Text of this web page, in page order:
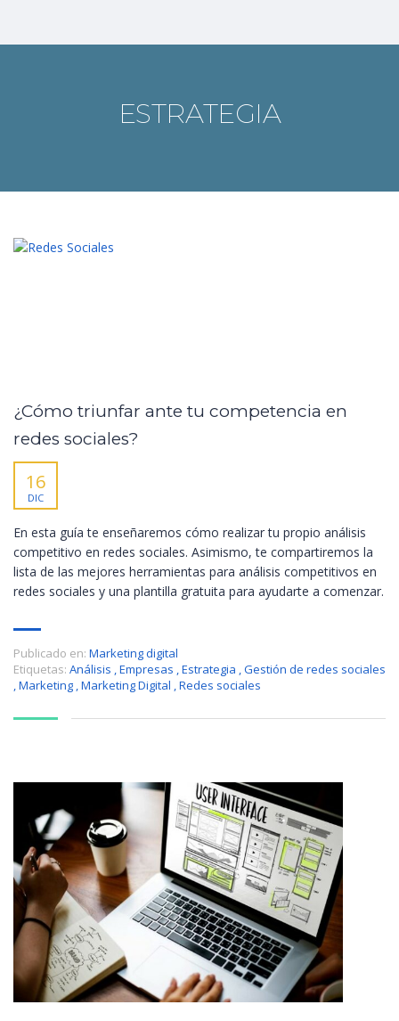
ESTRATEGIA
¿Cómo triunfar ante tu competencia en
redes sociales?
16
DIC
En esta guía te enseñaremos cómo realizar tu propio análisis
competitivo en redes sociales. Asimismo, te compartiremos la
lista de las mejores herramientas para análisis competitivos en
redes sociales y una plantilla gratuita para ayudarte a comenzar.
Publicado en: Marketing digital
Etiquetas: Análisis ,Empresas ,Estrategia ,Gestión de redes sociales
,Marketing ,Marketing Digital ,Redes sociales